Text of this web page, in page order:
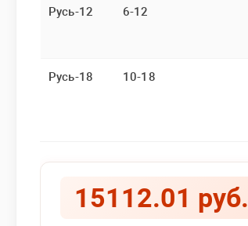
Русь-12 6-12
Русь-18 10-18
15112.01 руб.